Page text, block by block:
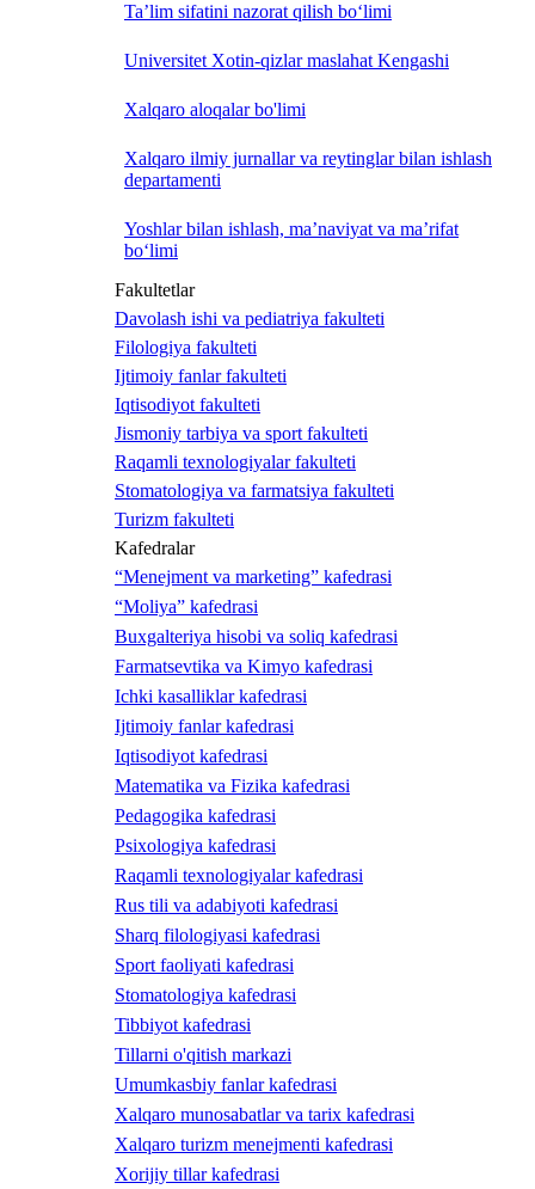
Ta’lim sifatini nazorat qilish bo‘limi
Universitet Xotin-qizlar maslahat Kengashi
Xalqaro aloqalar bo'limi
Xalqaro ilmiy jurnallar va reytinglar bilan ishlash
departamenti
Yoshlar bilan ishlash, ma’naviyat va ma’rifat
bo‘limi
Fakultetlar
Davolash ishi va pediatriya fakulteti
Filologiya fakulteti
Ijtimoiy fanlar fakulteti
Iqtisodiyot fakulteti
Jismoniy tarbiya va sport fakulteti
Raqamli texnologiyalar fakulteti
Stomatologiya va farmatsiya fakulteti
Turizm fakulteti
Kafedralar
“Menejment va marketing” kafedrasi
“Moliya” kafedrasi
Buxgalteriya hisobi va soliq kafedrasi
Farmatsevtika va Kimyo kafedrasi
Ichki kasalliklar kafedrasi
Ijtimoiy fanlar kafedrasi
Iqtisodiyot kafedrasi
Matematika va Fizika kafedrasi
Pedagogika kafedrasi
Psixologiya kafedrasi
Raqamli texnologiyalar kafedrasi
Rus tili va adabiyoti kafedrasi
Sharq filologiyasi kafedrasi
Sport faoliyati kafedrasi
Stomatologiya kafedrasi
Tibbiyot kafedrasi
Tillarni o'qitish markazi
Umumkasbiy fanlar kafedrasi
Xalqaro munosabatlar va tarix kafedrasi
Xalqaro turizm menejmenti kafedrasi
Xorijiy tillar kafedrasi